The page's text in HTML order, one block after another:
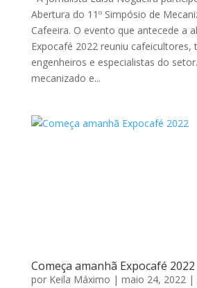
Abertura do 11º Simpósio de
Cafeeira. O evento que antecede a
Expocafé 2022 reuniu cafeicultores,
engenheiros e especialistas do
mecanizado e...
Começa amanhã Expocafé 2022
por Keila Máximo | maio 24, 2022|